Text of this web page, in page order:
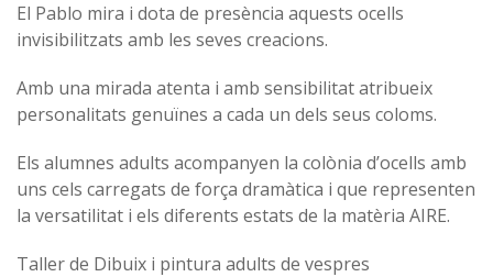
El Pablo mira i dota de presència aquests ocells
invisibilitzats amb les seves creacions.
Amb una mirada atenta i amb sensibilitat atribueix
personalitats genuïnes a cada un dels seus coloms.
Els alumnes adults acompanyen la colònia d’ocells amb
uns cels carregats de força dramàtica i que representen
la versatilitat i els diferents estats de la matèria AIRE.
Taller de Dibuix i pintura adults de vespres